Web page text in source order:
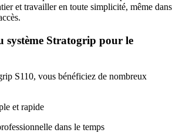
et travailler en toute simplicité, même dans
système Stratogrip pour le
S110, vous bénéficiez de nombreux
et rapide
dans le temps